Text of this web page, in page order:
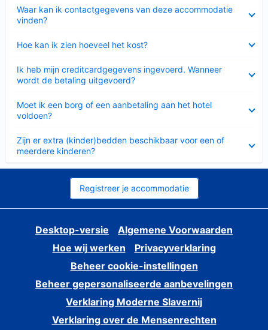
Waar kan ik contactgegevens van deze accommodatie
vinden?
Hoe kan ik zien hoeveel het kost?
Ik heb mijn creditcardgegevens ingevoerd. Wanneer
wordt de betaling uitgevoerd?
Moet ik een borg of een aanbetaling aan het hotel
voldoen?
Zijn er extra (kinder)bedden beschikbaar voor een of
meerdere kinderen?
Registreer je accommodatie
Desktop-versie
Algemene Voorwaarden
Hoe wij werken
Privacyverklaring
Beheer cookie-instellingen
Beheer gepersonaliseerde aanbevelingen
Verklaring Moderne Slavernij
Verklaring over de Mensenrechten